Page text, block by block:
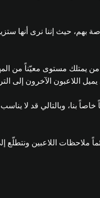
بهم، حيث إننا نرى أنها
من يمتلك مستوى معيّناً من
اللاعبون الآخرون إلى
بنا، وبالتالي قد لا يناسب
ملاحظات اللاعبين ونتطلّع